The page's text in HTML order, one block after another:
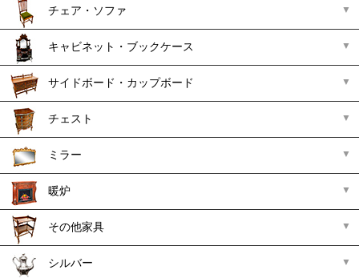
チェア・ソファ
キャビネット・ブックケース
サイドボード・カップボード
チェスト
ミラー
暖炉
その他家具
シルバー